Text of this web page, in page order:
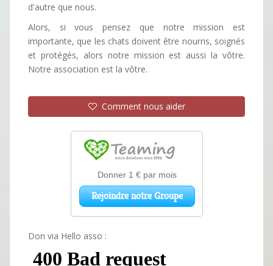
d'autre que nous.
Alors, si vous pensez que notre mission est
importante, que les chats doivent être nourris, soignés
et protégés, alors notre mission est aussi la vôtre.
Notre association est la vôtre.
Comment nous aider
Don via Hello asso :